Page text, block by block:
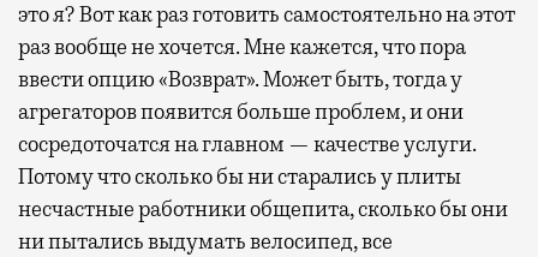
это я? Вот как раз готовить самостоятельно на этот
раз вообще не хочется. Мне кажется, что пора
ввести опцию «Возврат». Может быть, тогда у
агрегаторов появится больше проблем, и они
сосредоточатся на главном — качестве услуги.
Потому что сколько бы ни старались у плиты
несчастные работники общепита, сколько бы они
ни пытались выдумать велосипед, все